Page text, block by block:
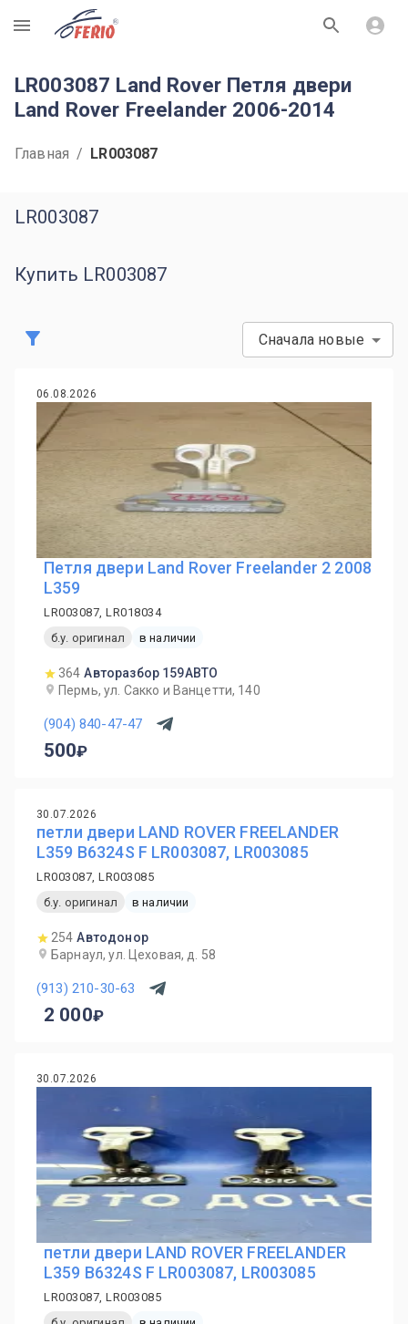
R
LR003087 Land Rover Петля двери
Land Rover Freelander 2006-2014
Главная / LR003087
LR003087
Купить LR003087
Сначала новые
06.08.2026
Петля двери Land Rover Freelander 2 2008
L359
LR003087, LR018034
б.у. оригинал
в наличии
364 Авторазбор 159АВТО
Пермь, ул. Сакко и Ванцетти, 140
(904) 840-47-47
500
30.07.2026
петли двери LAND ROVER FREELANDER
L359 B6324S F LR003087, LR003085
LR003087, LR003085
б.у. оригинал
в наличии
254 Автодонор
Барнаул, ул. Цеховая, д. 58
(913) 210-30-63
2 000
30.07.2026
петли двери LAND ROVER FREELANDER
L359 B6324S F LR003087, LR003085
LR003087, LR003085